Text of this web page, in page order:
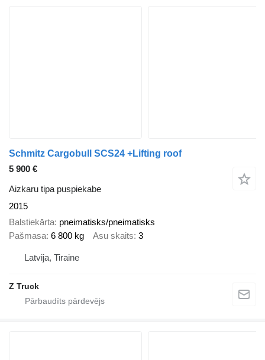
Schmitz Cargobull SCS24 +Lifting roof
5 900 €
Aizkaru tipa puspiekabe
2015
Balstiekārta pneimatisks/pneimatisks
Pašmasa 6 800 kg Asu skaits 3
Latvija, Tiraine
Z Truck